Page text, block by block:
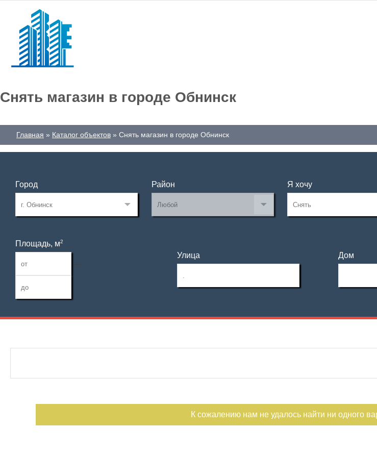
Снять магазин в городе Обнинск
Главная Каталог объектов Снять магазин в городе Обнинск
Город Район Я хочу
Площадь, м2
—
Улица Дом
Отдельный вход
К сожалению нам не удалось найти ни одного